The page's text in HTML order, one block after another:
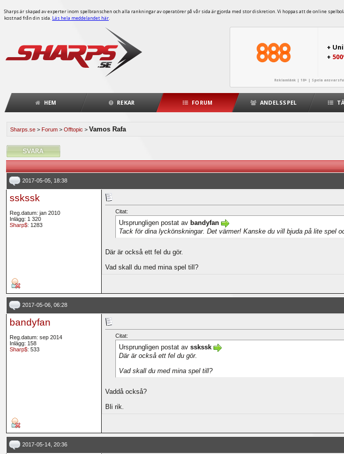
Sharps är skapad av experter inom spelbranschen och alla rankningar av operatörer på vår sida är gjorda med stor diskretion. Vi hoppas att de online
kostnad från din sida. Läs hela meddelandet här.
+
+
Reklamlänk | 18+ | Spela
HEM REKAR FORUM ANDELSSPEL
Sharps.se > Forum > Offtopic > Vamos Rafa
2017-05-05, 18:38
sskssk
Reg.datum: jan 2010
Inlägg: 1 320
Sharp$: 1283
Citat:
Ursprungligen postat av bandyfan
Tack för dina lyckönskningar. Det värmer! Kanske du vill bjuda på lite spel
Där är också ett fel du gör.
Vad skall du med mina spel till?
2017-05-06, 06:28
bandyfan
Reg.datum: sep 2014
Inlägg: 158
Sharp$: 533
Citat:
Ursprungligen postat av sskssk
Där är också ett fel du gör.
Vad skall du med mina spel till?
Vaddå också?
Bli rik.
2017-05-14, 20:36